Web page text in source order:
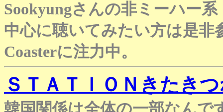
Sookyungさんの非ミーハー
中心に聴いてみたい方は是非
Coasterに注力中。
ＳＴＡＴＩＯＮきたき